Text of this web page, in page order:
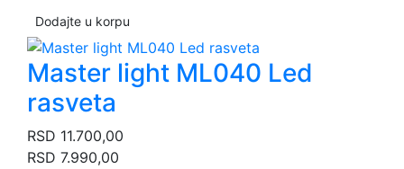
Dodajte u korpu
Master light ML040 Led
rasveta
RSD 11.700,00
RSD 7.990,00